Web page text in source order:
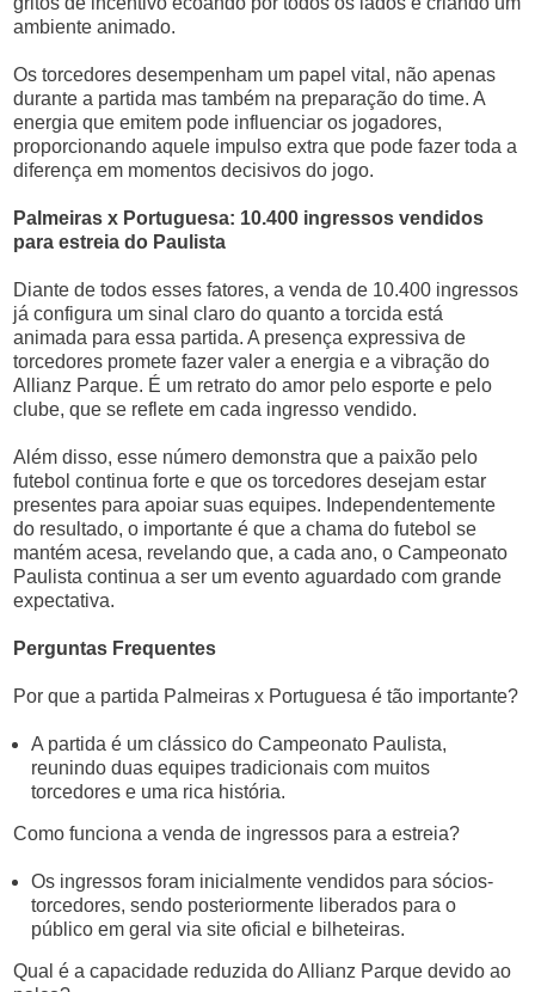
ambiente animado.
Os torcedores desempenham um papel vital, não apenas
durante a partida mas também na preparação do time. A
energia que emitem pode influenciar os jogadores,
proporcionando aquele impulso extra que pode fazer toda a
diferença em momentos decisivos do jogo.
Palmeiras x Portuguesa: 10.400 ingressos vendidos
para estreia do Paulista
Diante de todos esses fatores, a venda de 10.400 ingressos
já configura um sinal claro do quanto a torcida está
animada para essa partida. A presença expressiva de
torcedores promete fazer valer a energia e a vibração do
Allianz Parque. É um retrato do amor pelo esporte e pelo
clube, que se reflete em cada ingresso vendido.
Além disso, esse número demonstra que a paixão pelo
futebol continua forte e que os torcedores desejam estar
presentes para apoiar suas equipes. Independentemente
do resultado, o importante é que a chama do futebol se
mantém acesa, revelando que, a cada ano, o Campeonato
Paulista continua a ser um evento aguardado com grande
expectativa.
Perguntas Frequentes
Por que a partida Palmeiras x Portuguesa é tão importante?
A partida é um clássico do Campeonato Paulista,
reunindo duas equipes tradicionais com muitos
torcedores e uma rica história.
Como funciona a venda de ingressos para a estreia?
Os ingressos foram inicialmente vendidos para sócios-
torcedores, sendo posteriormente liberados para o
público em geral via site oficial e bilheteiras.
Qual é a capacidade reduzida do Allianz Parque devido ao